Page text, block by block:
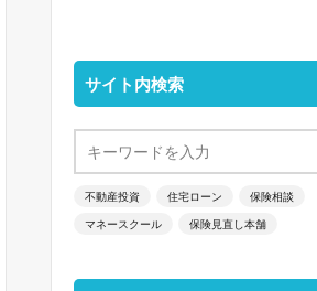
サイト内検索
不動産投資 住宅ローン 保険相談
マネースクール 保険見直し本舗